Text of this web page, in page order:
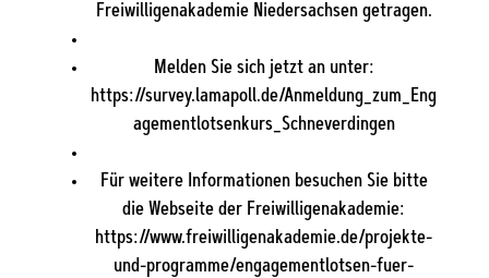
Freiwilligenakademie Niedersachsen getragen.
Melden Sie sich jetzt an unter:
https://survey.lamapoll.de/Anmeldung_zum_Eng
agementlotsenkurs_Schneverdingen
Für weitere Informationen besuchen Sie bitte
die Webseite der Freiwilligenakademie:
https://www.freiwilligenakademie.de/projekte-
und-programme/engagementlotsen-fuer-